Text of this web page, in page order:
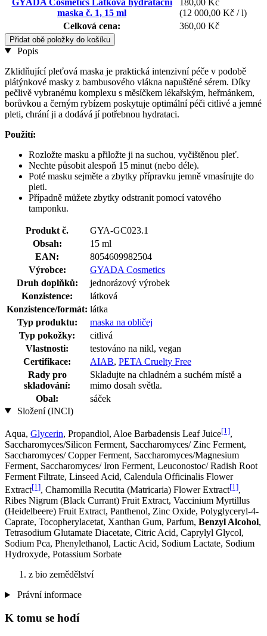
maska č. 1, 15 ml
(12 000,00 Kč / l)
Celková cena:
360,00 Kč
Přidat obě položky do košíku
Popis
Zklidňující pleťová maska je praktická intenzivní péče v podobě
plátýnkové masky z bambusového vlákna napuštěné sérem. Díky
pečlivě vybranému komplexu s měsíčkem lékařským, heřmánkem,
borůvkou a černým rybízem poskytuje optimální péči citlivé a jemné
pleti, chrání ji a dodává jí potřebnou hydrataci.
Použití:
Rozložte masku a přiložte ji na suchou, vyčištěnou pleť.
Nechte působit alespoň 15 minut (nebo déle).
Poté masku sejměte a zbytky přípravku jemně vmasírujte do
pleti.
Případně můžete zbytky odstranit pomocí vatového
tamponku.
Produkt č.
GYA-GC023.1
Obsah:
15 ml
EAN:
8054609982504
Výrobce:
GYADA Cosmetics
Druh doplňků:
jednorázový výrobek
Konzistence:
látková
Konzistence/formát: látka
Typ produktu:
maska na obličej
Typ pokožky:
citlivá
Vlastnosti:
testováno na nikl, vegan
Certifikace:
AIAB, PETA Cruelty Free
Rady pro
skladování:
Skladujte na chladném a suchém místě a
mimo dosah světla.
Obal:
sáček
Složení (INCI)
Aqua, Glycerin, Propandiol, Aloe Barbadensis Leaf Juice[1],
Saccharomyces/Silicon Ferment, Saccharomyces/ Zinc Ferment,
Saccharomyces/ Copper Ferment, Saccharomyces/Magnesium
Ferment, Saccharomyces/ Iron Ferment, Leuconostoc/ Radish Root
Ferment Filtrate, Linseed Acid, Calendula Officinalis Flower
Extract[1], Chamomilla Recutita (Matricaria) Flower Extract[1],
Ribes Nigrum (Black Currant) Fruit Extract, Vaccinium Myrtillus
(Heidelbeere) Fruit Extract, Panthenol, Zinc Oxide, Polyglyceryl-4-
Caprate, Tocopherylacetat, Xanthan Gum, Parfum, Benzyl Alcohol,
Tetrasodium Glutamate Diacetate, Citric Acid, Caprylyl Glycol,
Sodium Pca, Phenylethanol, Lactic Acid, Sodium Lactate, Sodium
Hydroxyde, Potassium Sorbate
z bio zemědělství
Právní informace
K tomu se hodí